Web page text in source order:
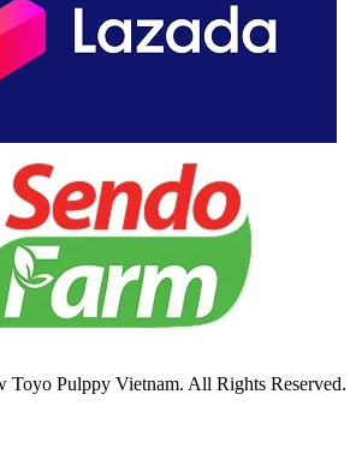
Toyo Pulppy Vietnam. All Rights Reserved.